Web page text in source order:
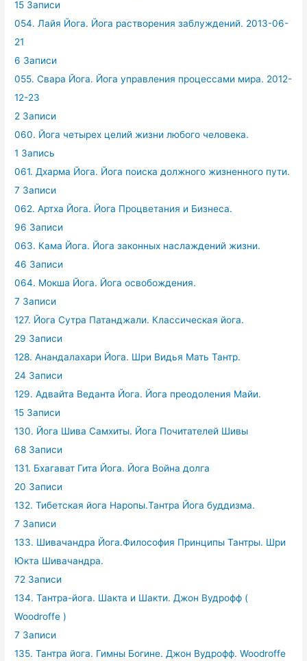
15 Записи
054. Лайя Йога. Йога растворения заблуждений. 2013-06-
21
6 Записи
055. Свара Йога. Йога управления процессами мира. 2012-
12-23
2 Записи
060. Йога четырех целий жизни любого человека.
1 Запись
061. Дхарма Йога. Йога поиска должного жизненного пути.
7 Записи
062. Артха Йога. Йога Процветания и Бизнеса.
96 Записи
063. Кама Йога. Йога законных наслаждений жизни.
46 Записи
064. Мокша Йога. Йога освобождения.
7 Записи
127. Йога Сутра Патанджали. Классическая йога.
29 Записи
128. Анандалахари Йога. Шри Видья Мать Тантр.
24 Записи
129. Адвайта Веданта Йога. Йога преодоления Майи.
15 Записи
130. Йога Шива Самхиты. Йога Почитателей Шивы
68 Записи
131. Бхагават Гита Йога. Йога Война долга
20 Записи
132. Тибетская йога Наропы.Тантра Йога буддизма.
7 Записи
133. Шивачандра Йога.Философия Принципы Тантры. Шри
Юкта Шивачандра.
72 Записи
134. Тантра-йога. Шакта и Шакти. Джон Вудрофф (
Woodroffe )
7 Записи
135. Тантра йога. Гимны Богине. Джон Вудрофф. Woodroffe